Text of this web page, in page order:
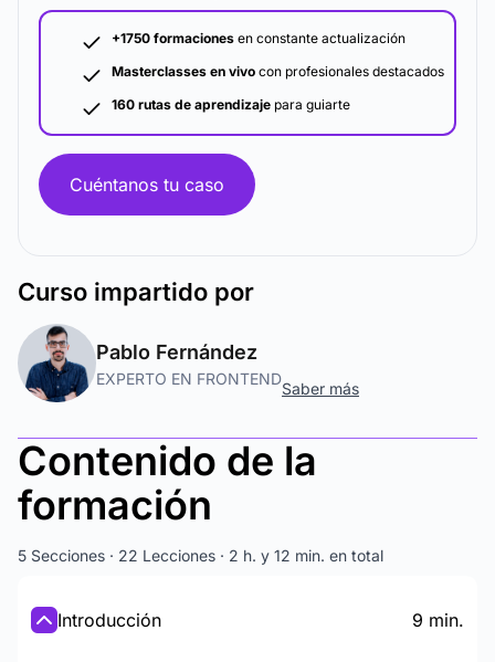
+1750 formaciones en constante actualización
Masterclasses en vivo con profesionales destacados
160 rutas de aprendizaje para guiarte
Cuéntanos tu caso
Curso impartido por
Pablo Fernández
EXPERTO EN FRONTEND
Saber más
Contenido de la
formación
5 Secciones · 22 Lecciones · 2 h. y 12 min. en total
Introducción 9 min.